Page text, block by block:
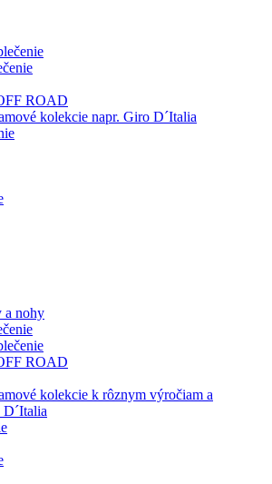
ROAD
kolekcie napr. Giro D´Italia
a nohy
ROAD
kolekcie k rôznym výročiam a